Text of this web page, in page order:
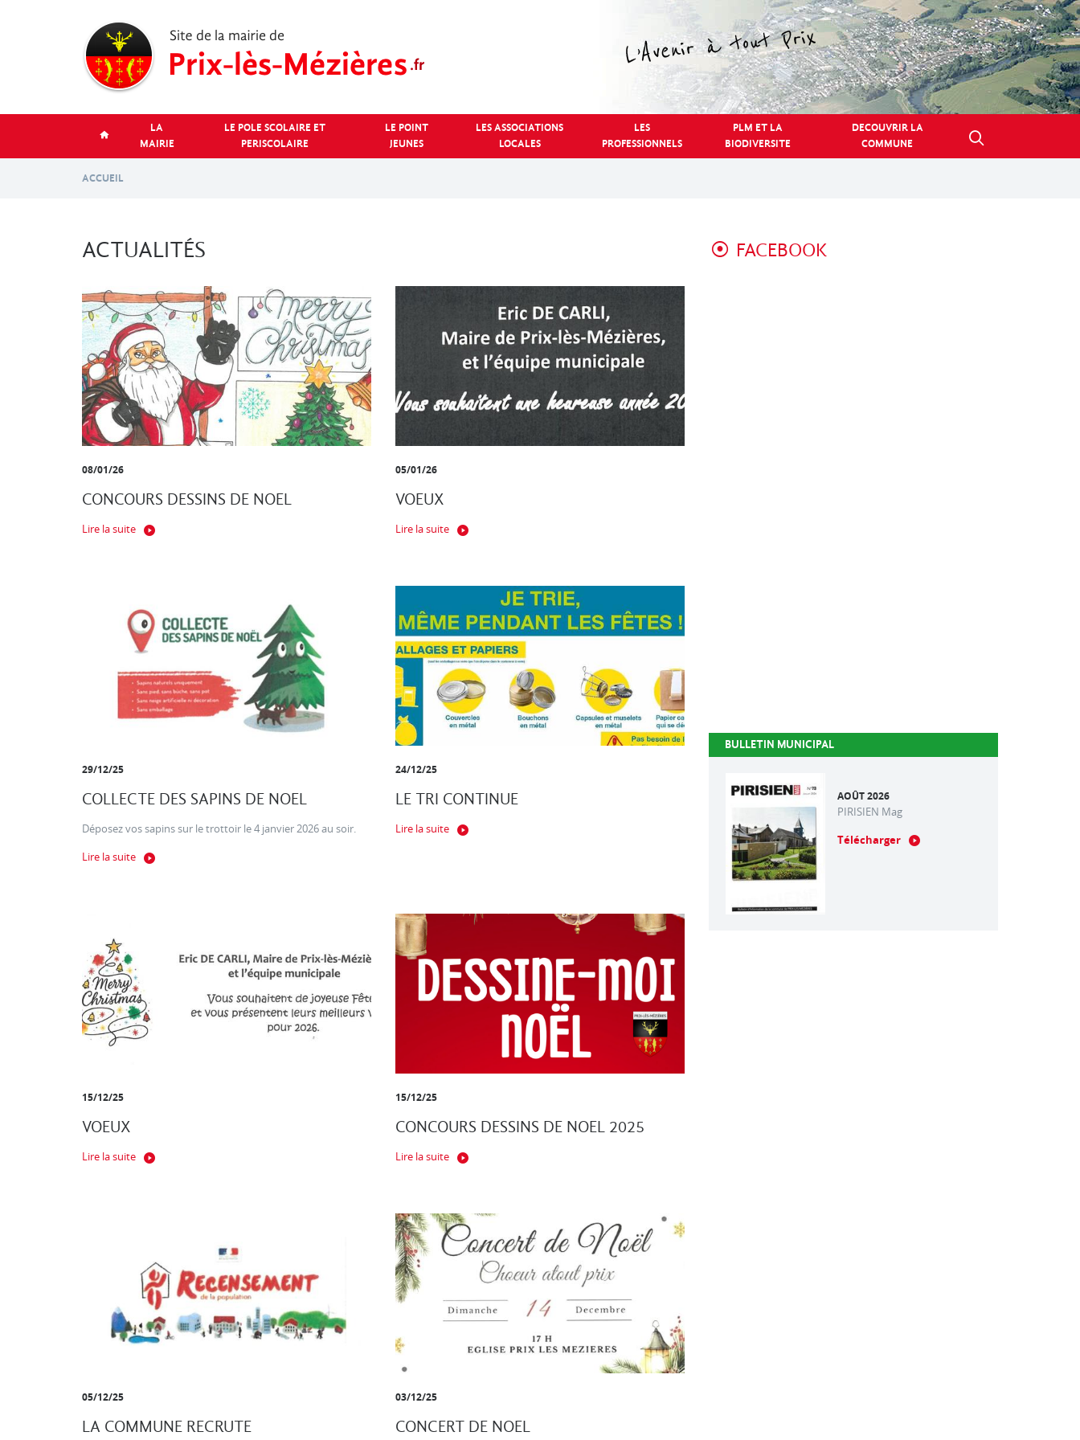
LA
MAIRIE
LE POLE SCOLAIRE ET
PERISCOLAIRE
LE POINT
JEUNES
LES ASSOCIATIONS
LOCALES
LES
PROFESSIONNELS
PLM ET LA
BIODIVERSITE
DECOUVRIR LA
COMMUNE
ACCUEIL
ACTUALITÉS
08/01/26
CONCOURS DESSINS DE NOEL
Lire la suite
05/01/26
VOEUX
Lire la suite
29/12/25
COLLECTE DES SAPINS DE NOEL
Déposez vos sapins sur le trottoir le 4 janvier 2026 au soir.
Lire la suite
24/12/25
LE TRI CONTINUE
Lire la suite
15/12/25
VOEUX
Lire la suite
15/12/25
CONCOURS DESSINS DE NOEL 2025
Lire la suite
05/12/25
LA COMMUNE RECRUTE
03/12/25
CONCERT DE NOEL
FACEBOOK
BULLETIN MUNICIPAL
AOÛT 2026
PIRISIEN Mag
Télécharger